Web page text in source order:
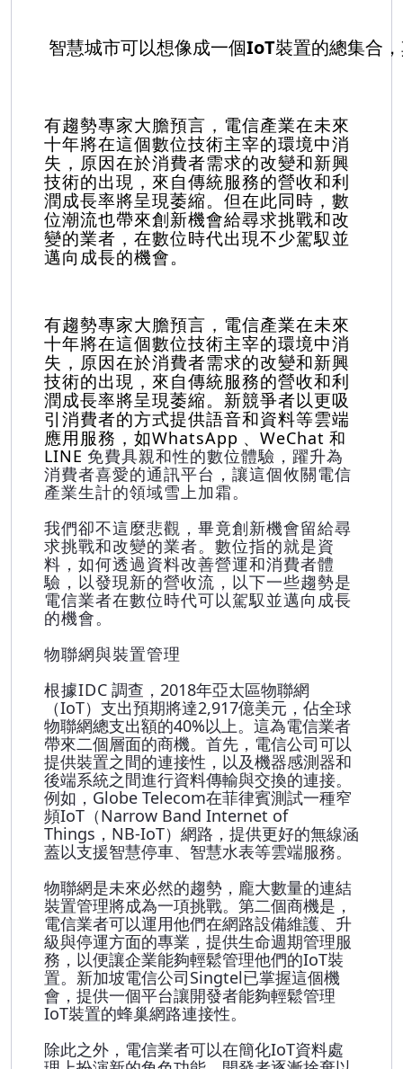
智慧城市可以想像成一個IoT裝置的總集合
有趨勢專家大膽預言，電信產業在未來
十年將在這個數位技術主宰的環境中消
失，原因在於消費者需求的改變和新興
技術的出現，來自傳統服務的營收和利
潤成長率將呈現萎縮。但在此同時，數
位潮流也帶來創新機會給尋求挑戰和改
變的業者，在數位時代出現不少駕馭並
邁向成長的機會。
有趨勢專家大膽預言，電信產業在未來
十年將在這個數位技術主宰的環境中消
失，原因在於消費者需求的改變和新興
技術的出現，來自傳統服務的營收和利
潤成長率將呈現萎縮。新競爭者以更吸
引消費者的方式提供語音和資料等雲端
應用服務，如WhatsApp 、WeChat 和
LINE 免費具親和性的數位體驗，躍升為
消費者喜愛的通訊平台，讓這個攸關電信
產業生計的領域雪上加霜。
我們卻不這麼悲觀，畢竟創新機會留給尋
求挑戰和改變的業者。數位指的就是資
料，如何透過資料改善營運和消費者體
驗，以發現新的營收流，以下一些趨勢是
電信業者在數位時代可以駕馭並邁向成長
的機會。
物聯網與裝置管理
根據IDC 調查，2018年亞太區物聯網
（IoT）支出預期將達2,917億美元，佔全球
物聯網總支出額的40%以上。這為電信業者
帶來二個層面的商機。首先，電信公司可以
提供裝置之間的連接性，以及機器感測器和
後端系統之間進行資料傳輸與交換的連接。
例如，Globe Telecom在菲律賓測試一種窄
頻IoT（Narrow Band Internet of
Things，NB-IoT）網路，提供更好的無線涵
蓋以支援智慧停車、智慧水表等雲端服務。
物聯網是未來必然的趨勢，龐大數量的連結
裝置管理將成為一項挑戰。第二個商機是，
電信業者可以運用他們在網路設備維護、升
級與停運方面的專業，提供生命週期管理服
務，以便讓企業能夠輕鬆管理他們的IoT裝
置。新加坡電信公司Singtel已掌握這個機
會，提供一個平台讓開發者能夠輕鬆管理
IoT裝置的蜂巢網路連接性。
除此之外，電信業者可以在簡化IoT資料處